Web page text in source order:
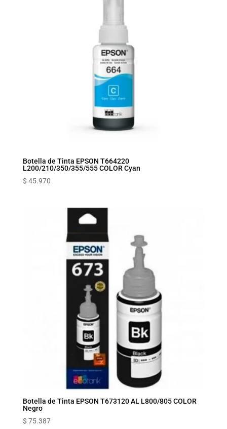
Botella de Tinta EPSON T664220
L200/210/350/355/555 COLOR Cyan
$ 45.970
Botella de Tinta EPSON T673120 AL L800/805 COLOR
Negro
$ 75.387